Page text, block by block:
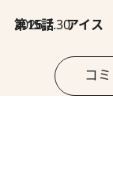
2026.7.30
第15話 アイス
コ